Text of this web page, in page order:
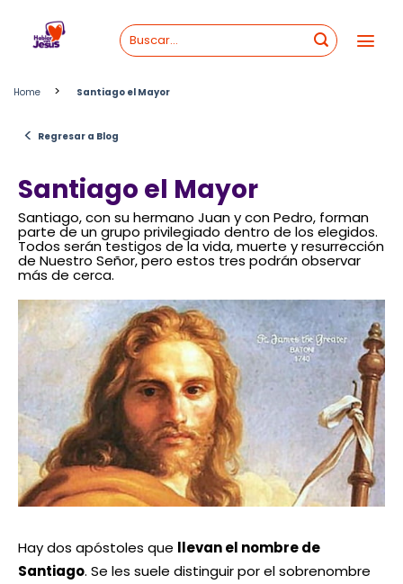
content
Home > Santiago el Mayor
< Regresar a Blog
Santiago el Mayor
Santiago, con su hermano Juan y con Pedro, forman
parte de un grupo privilegiado dentro de los elegidos.
Todos serán testigos de la vida, muerte y resurrección
de Nuestro Señor, pero estos tres podrán observar
más de cerca.
Hay dos apóstoles que llevan el nombre de
Santiago. Se les suele distinguir por el sobrenombre